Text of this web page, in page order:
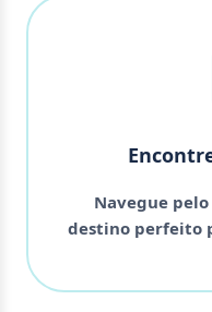
Navegue
destino perfeito